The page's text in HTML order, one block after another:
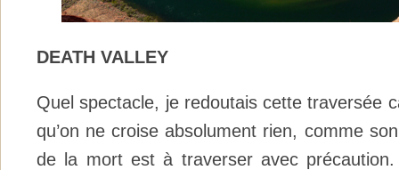
DEATH VALLEY
Quel spectacle, je redoutais cette traversée
qu’on ne croise absolument rien, comme
de la mort est à traverser avec